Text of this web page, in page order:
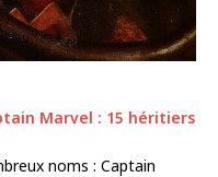
Marvel : 15 héritiers
noms : Captain